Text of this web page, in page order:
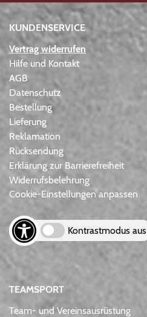
KUNDENSERVICE
Vertrag widerrufen
Hilfe und Kontakt
AGB
Datenschutz
Bestellung
Lieferung
Reklamation
Rücksendung
Erklärung zur Barrierefreiheit
Widerrufsbelehrung
Cookie-Einstellungen anpassen
Kontrastmodus aus
TEAMSPORT
Team- und Vereinsausrüstung